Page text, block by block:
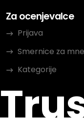
Za ocenjevalce
Prijava
Smernice za
Kategorije